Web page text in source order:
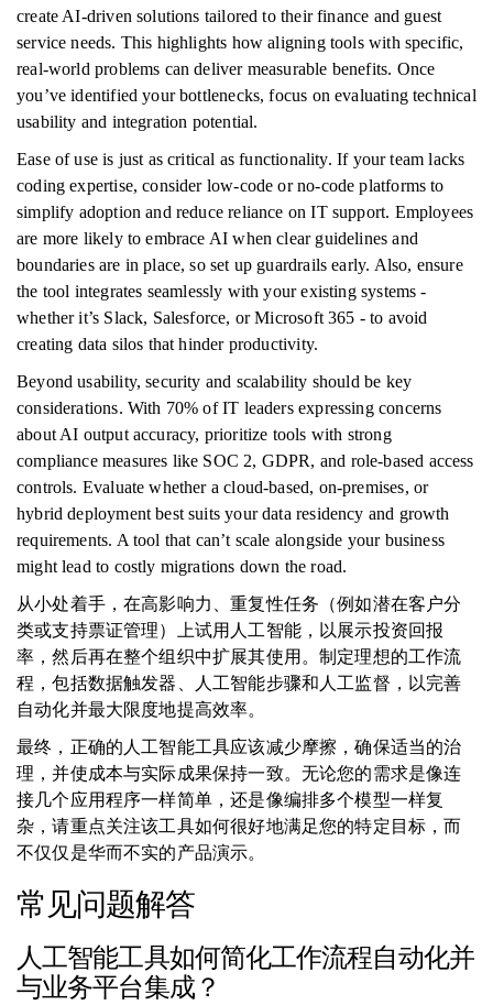
create AI-driven solutions tailored to their finance and guest
service needs. This highlights how aligning tools with specific,
real-world problems can deliver measurable benefits. Once
you’ve identified your bottlenecks, focus on evaluating technical
usability and integration potential.
Ease of use is just as critical as functionality. If your team lacks
coding expertise, consider low-code or no-code platforms to
simplify adoption and reduce reliance on IT support. Employees
are more likely to embrace AI when clear guidelines and
boundaries are in place, so set up guardrails early. Also, ensure
the tool integrates seamlessly with your existing systems -
whether it’s Slack, Salesforce, or Microsoft 365 - to avoid
creating data silos that hinder productivity.
Beyond usability, security and scalability should be key
considerations. With 70% of IT leaders expressing concerns
about AI output accuracy, prioritize tools with strong
compliance measures like SOC 2, GDPR, and role-based access
controls. Evaluate whether a cloud-based, on-premises, or
hybrid deployment best suits your data residency and growth
requirements. A tool that can’t scale alongside your business
might lead to costly migrations down the road.
从小处着手，在高影响力、重复性任务（例如潜在客户分
类或支持票证管理）上试用人工智能，以展示投资回报
率，然后再在整个组织中扩展其使用。制定理想的工作流
程，包括数据触发器、人工智能步骤和人工监督，以完善
自动化并最大限度地提高效率。
最终，正确的人工智能工具应该减少摩擦，确保适当的治
理，并使成本与实际成果保持一致。无论您的需求是像连
接几个应用程序一样简单，还是像编排多个模型一样复
杂，请重点关注该工具如何很好地满足您的特定目标，而
不仅仅是华而不实的产品演示。
常见问题解答
人工智能工具如何简化工作流程自动化并
与业务平台集成？